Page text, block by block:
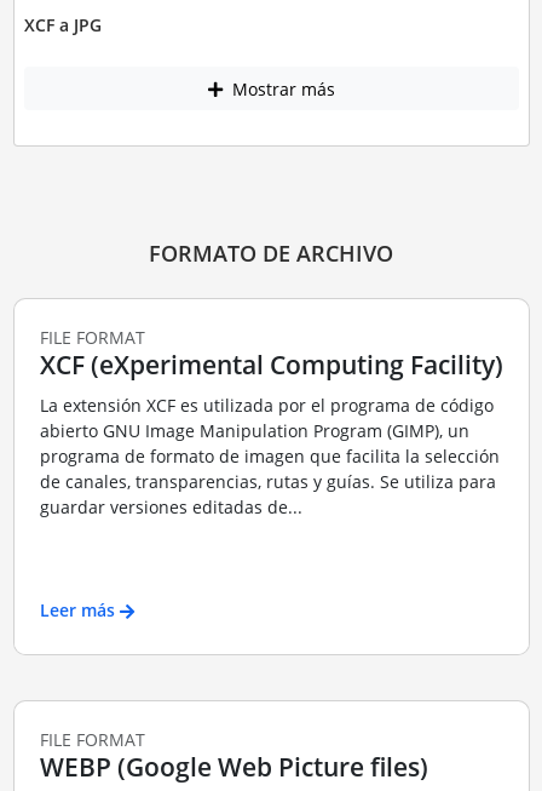
XCF a JPG
Mostrar más
FORMATO DE ARCHIVO
FILE FORMAT
XCF (eXperimental Computing Facility)
La extensión XCF es utilizada por el programa de código
abierto GNU Image Manipulation Program (GIMP), un
programa de formato de imagen que facilita la selección
de canales, transparencias, rutas y guías. Se utiliza para
guardar versiones editadas de...
Leer más
FILE FORMAT
WEBP (Google Web Picture files)